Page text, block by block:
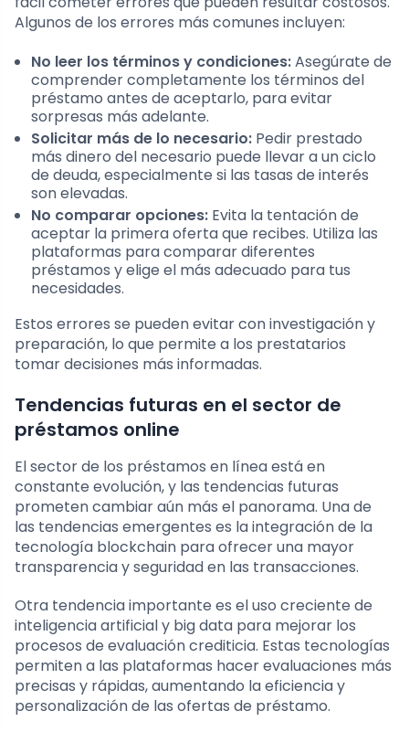
Algunos de los errores más comunes incluyen:
No leer los términos y condiciones:Asegúrate de
comprender completamente los términos del
préstamo antes de aceptarlo, para evitar
sorpresas más adelante.
Solicitar más de lo necesario: Pedir prestado
más dinero del necesario puede llevar a un ciclo
de deuda, especialmente si las tasas de interés
son elevadas.
No comparar opciones: Evita la tentación de
aceptar la primera oferta que recibes. Utiliza las
plataformas para comparar diferentes
préstamos y elige el más adecuado para tus
necesidades.
Estos errores se pueden evitar con investigación y
preparación, lo que permite a los prestatarios
tomar decisiones más informadas.
Tendencias futuras en el sector de
préstamos online
El sector de los préstamos en línea está en
constante evolución, y las tendencias futuras
prometen cambiar aún más el panorama. Una de
las tendencias emergentes es la integración de la
tecnología blockchain para ofrecer una mayor
transparencia y seguridad en las transacciones.
Otra tendencia importante es el uso creciente de
inteligencia artificial y big data para mejorar los
procesos de evaluación crediticia. Estas tecnologías
permiten a las plataformas hacer evaluaciones más
precisas y rápidas, aumentando la eficiencia y
personalización de las ofertas de préstamo.